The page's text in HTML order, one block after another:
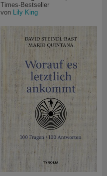
Times-Bestseller
von Lily King